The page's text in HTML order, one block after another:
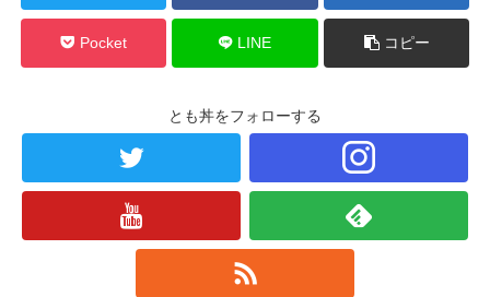
Pocket LINE コピー
とも丼をフォローする